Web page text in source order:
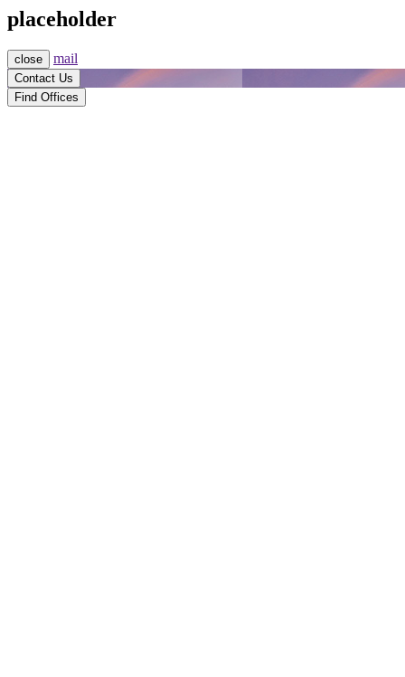
placeholder
close mail
Contact Us
Find Offices